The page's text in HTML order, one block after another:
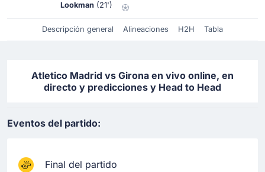
Lookman (21')
Descripción general Alineaciones H2H Tabla
Atletico Madrid vs Girona en vivo online, en
directo y predicciones y Head to Head
Eventos del partido:
Final del partido